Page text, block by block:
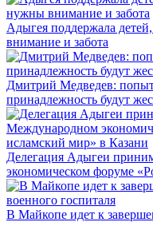
Адыгея поддержала
внимание и забота
Дмитрий Медведев:
принадлежность будут
Делегация Адыгеи
экономическом форуме
В Майкопе идет к